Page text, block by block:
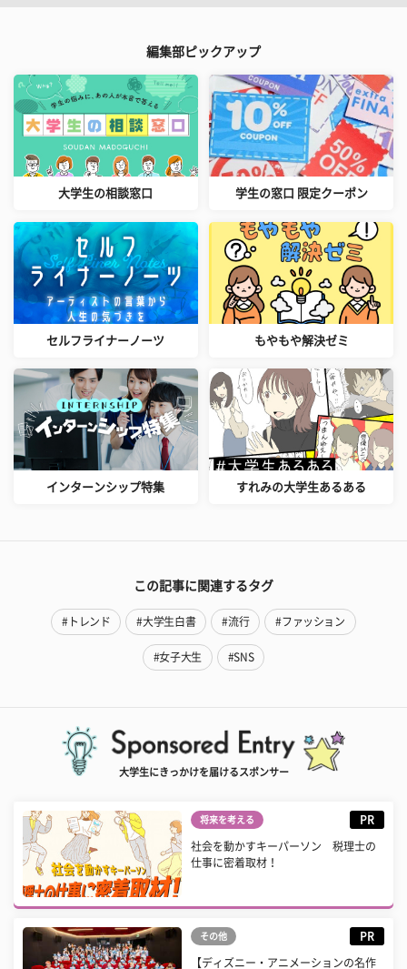
編集部ピックアップ
大学生の相談窓口 学生の窓口 限定クーポン
セルフライナーノーツ もやもや解決ゼミ
インターンシップ特集 すれみの大学生あるある
この記事に関連するタグ
#トレンド #大学生白書 #流行 #ファッション
#女子大生 #SNS
大学生にきっかけを届けるスポンサー
将来を考える PR
社会を動かすキーパーソン 税理士の
仕事に密着取材！
その他 PR
【ディズニー・アニメーションの名作